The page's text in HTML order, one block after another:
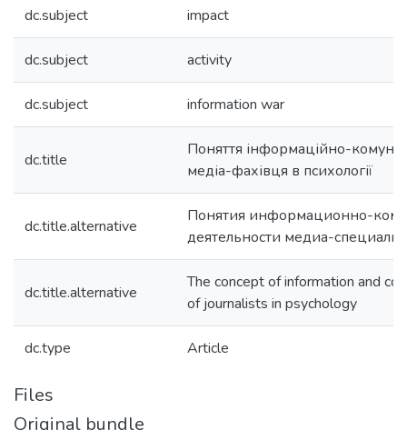
dc.subject impact
dc.subject activity
dc.subject information war
dc.title
Поняття інформаційно-
медіа-фахівця в психології
dc.title.alternative
Понятия информационно-
деятельности медиа-
dc.title.alternative
The concept of information and
of journalists in psychology
dc.type Article
Files
Original bundle